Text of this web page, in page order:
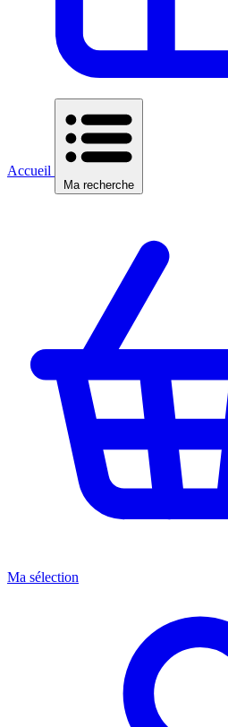
Accueil
Ma recherche
Ma sélection